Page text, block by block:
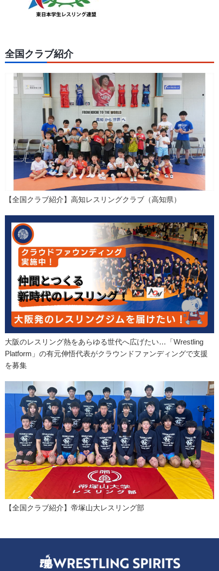
全国クラブ紹介
【全国クラブ紹介】高知レスリングクラブ（高知県）
大阪のレスリング熱をあらゆる世代へ広げたい…「Wrestling
Platform」の有元伸悟代表がクラウンドファンディングで支援
を募集
【全国クラブ紹介】帝塚山大レスリング部